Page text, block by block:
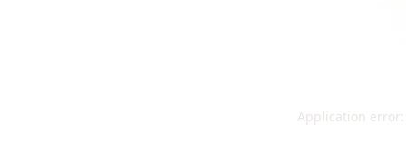
Application